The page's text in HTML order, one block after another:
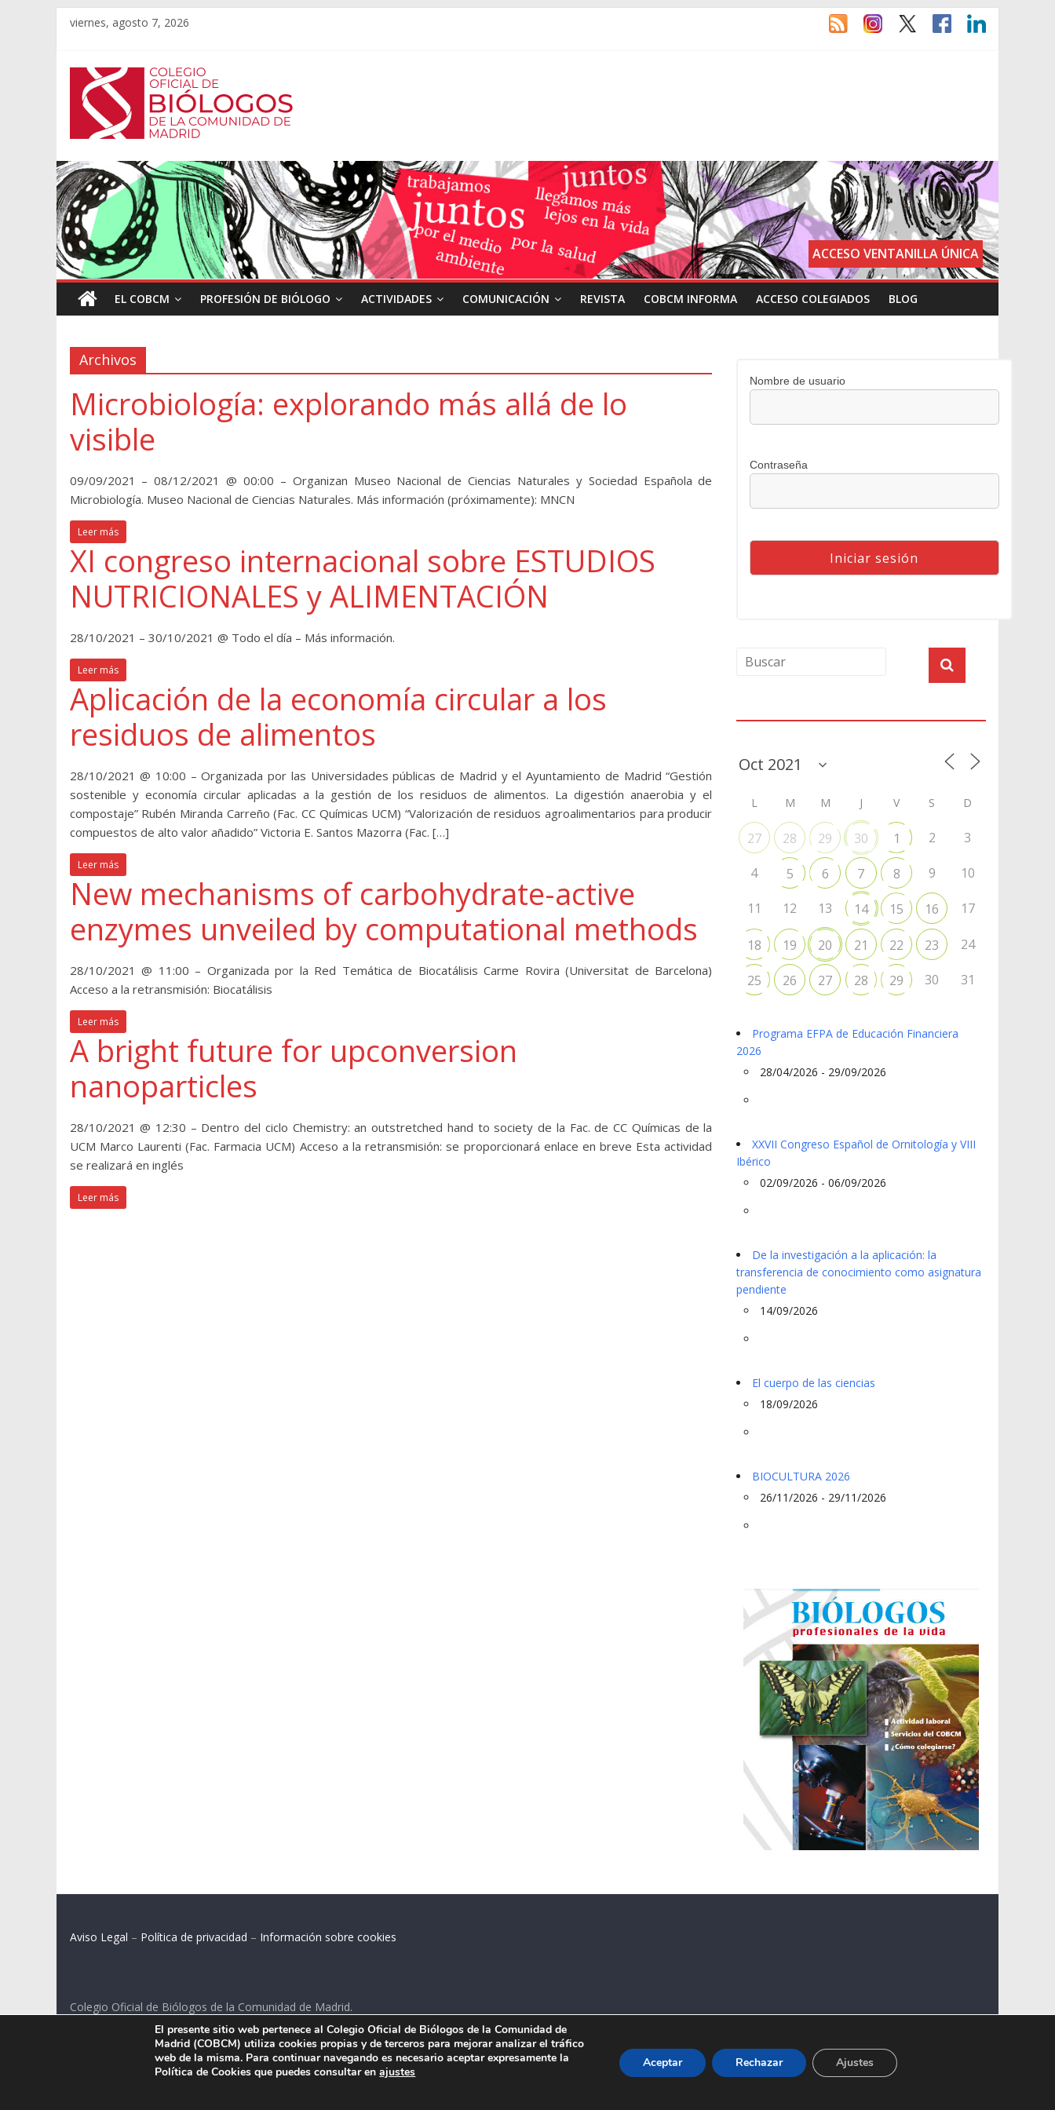
viernes, agosto 7, 2026
ACCESO VENTANILLA ÚNICA
EL COBCM PROFESIÓN DE BIÓLOGO ACTIVIDADES COMUNICACIÓN REVISTA COBCM INFORMA ACCESO COLEGIADOS BLOG
Archivos
Microbiología: explorando más allá de lo
visible
09/09/2021 – 08/12/2021 @ 00:00 – Organizan Museo Nacional de Ciencias Naturales y Sociedad Española de
Microbiología. Museo Nacional de Ciencias Naturales. Más información (próximamente): MNCN
Leer más
XI congreso internacional sobre ESTUDIOS
NUTRICIONALES y ALIMENTACIÓN
28/10/2021 – 30/10/2021 @ Todo el día – Más información.
Leer más
Aplicación de la economía circular a los
residuos de alimentos
28/10/2021 @ 10:00 – Organizada por las Universidades públicas de Madrid y el Ayuntamiento de Madrid “Gestión
sostenible y economía circular aplicadas a la gestión de los residuos de alimentos. La digestión anaerobia y el
compostaje” Rubén Miranda Carreño (Fac. CC Químicas UCM) “Valorización de residuos agroalimentarios para producir
compuestos de alto valor añadido” Victoria E. Santos Mazorra (Fac. […]
Leer más
New mechanisms of carbohydrate-active
enzymes unveiled by computational methods
28/10/2021 @ 11:00 – Organizada por la Red Temática de Biocatálisis Carme Rovira (Universitat de Barcelona)
Acceso a la retransmisión: Biocatálisis
Leer más
A bright future for upconversion
nanoparticles
28/10/2021 @ 12:30 – Dentro del ciclo Chemistry: an outstretched hand to society de la Fac. de CC Químicas de la
UCM Marco Laurenti (Fac. Farmacia UCM) Acceso a la retransmisión: se proporcionará enlace en breve Esta actividad
se realizará en inglés
Leer más
Nombre de usuario
Contraseña
L M M J V S D
27 28 29 30 1 2 3
4 5 6 7 8 9 10
11 12 13 14 15 16 17
18 19 20 21 22 23 24
25 26 27 28 29 30 31
Programa EFPA de Educación Financiera
2026
28/04/2026 - 29/09/2026
XXVII Congreso Español de Ornitología y VIII
Ibérico
02/09/2026 - 06/09/2026
De la investigación a la aplicación: la
transferencia de conocimiento como asignatura
pendiente
14/09/2026
El cuerpo de las ciencias
18/09/2026
BIOCULTURA 2026
26/11/2026 - 29/11/2026
Aviso Legal – Política de privacidad – Información sobre cookies
Colegio Oficial de Biólogos de la Comunidad de Madrid.
C/ Santa Engracia 108, 2º int.izq. 28003 Madrid.
El presente sitio web pertenece al Colegio Oficial de Biólogos de la Comunidad de
Madrid (COBCM) utiliza cookies propias y de terceros para mejorar analizar el tráfico
web de la misma. Para continuar navegando es necesario aceptar expresamente la
Política de Cookies que puedes consultar enajustes
Aceptar Rechazar Ajustes